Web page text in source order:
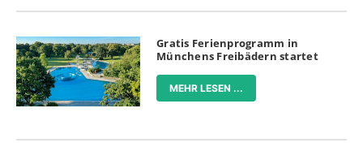
Gratis Ferienprogramm in
Münchens Freibädern startet
MEHR LESEN ...